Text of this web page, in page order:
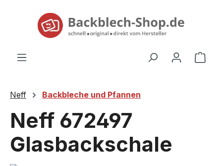
springen
Neff Backbleche und Pfannen
Neff 672497
Glasbackschale